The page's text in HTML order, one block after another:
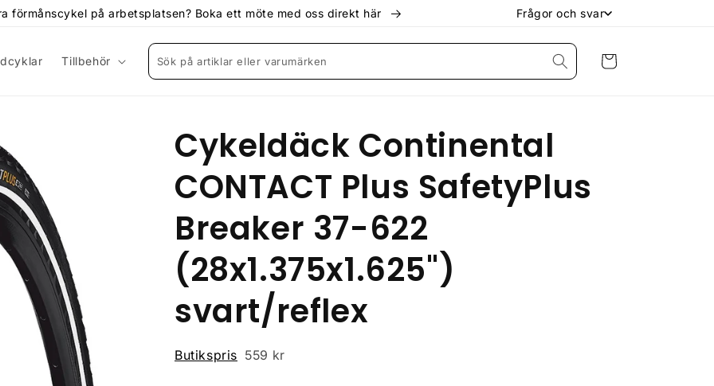
förmånscykel på arbetsplatsen? Boka ett möte med oss direkt här Frågor och svar
Tillbehör Sök på artiklar eller varumärken Varukorg
Cykeldäck Continental
CONTACT Plus SafetyPlus
Breaker 37-622
(28x1.375x1.625")
svart/reflex
Butikspris 559 kr